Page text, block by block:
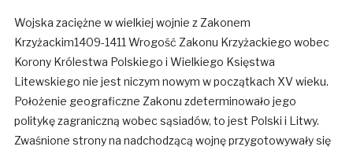
Wojska zaciężne w wielkiej wojnie z Zakonem
Krzyżackim1409-1411 Wrogość Zakonu Krzyżackiego wobec
Korony Królestwa Polskiego i Wielkiego Księstwa
Litewskiego nie jest niczym nowym w początkach XV wieku.
Położenie geograficzne Zakonu zdeterminowało jego
politykę zagraniczną wobec sąsiadów, to jest Polski i Litwy.
Zwaśnione strony na nadchodzącą wojnę przygotowywały się